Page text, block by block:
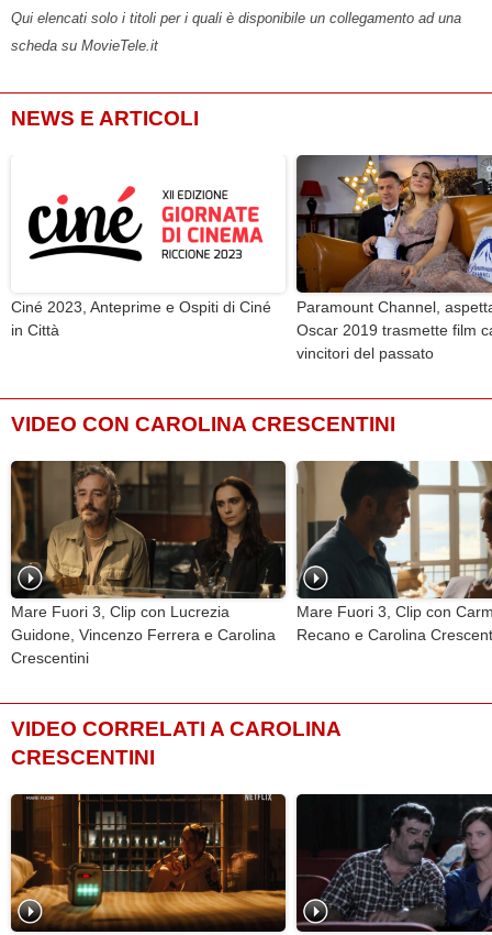
Qui elencati solo i titoli per i quali è disponibile un collegamento ad una
scheda su MovieTele.it
NEWS E ARTICOLI
Ciné 2023, Anteprime e Ospiti di Ciné
in Città
Paramount Channel,
Oscar 2019 trasmette film
vincitori del passato
VIDEO CON CAROLINA CRESCENTINI
Mare Fuori 3, Clip con Lucrezia
Guidone, Vincenzo Ferrera e Carolina
Crescentini
Mare Fuori 3, Clip con
Recano e Carolina
VIDEO CORRELATI A CAROLINA
CRESCENTINI